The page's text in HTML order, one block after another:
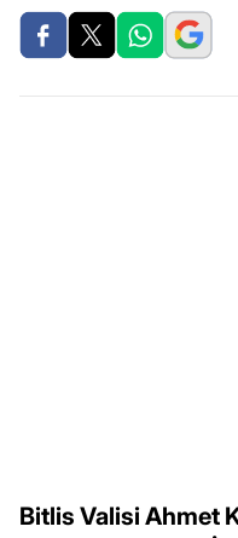
Bitlis Valisi Ahmet